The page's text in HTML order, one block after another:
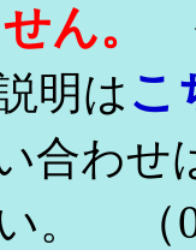
ん。
明はこ
合わせ
。
（